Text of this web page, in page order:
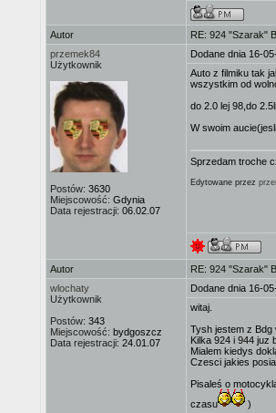
Autor
RE: 924 "Szarak"
przemek84
Użytkownik
Postów: 3630
Miejscowość: Gdynia
Data rejestracji: 06.02.07
Dodane dnia 16-
Auto z filmiku tak
wszystkim od
do 2.0 lej 98,do
W swoim
Sprzedam troche
Edytowane przez
Autor
RE: 924 "Szarak"
wlochaty
Użytkownik
Postów: 343
Miejscowość: bydgoszcz
Data rejestracji: 24.01.07
Dodane dnia 16-
witaj.
Tysh jestem z Bdg
Kilka 924 i 944 juz
Mialem kiedys
Czesci jakies
Pisaleś o
czasu
)